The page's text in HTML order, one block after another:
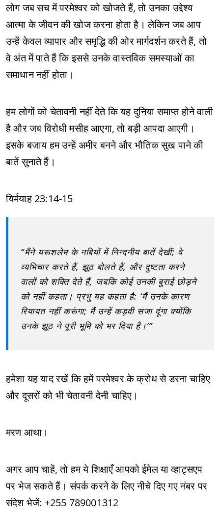
लोग जब सच में परमेश्वर को खोजते हैं, तो उनका उद्देश्य
आत्मा के जीवन की खोज करना होता है। लेकिन जब आप
उन्हें केवल व्यापार और समृद्धि की ओर मार्गदर्शन करते हैं, तो
वे अंत में पाते हैं कि इससे उनके वास्तविक समस्याओं का
समाधान नहीं होता।
हम लोगों को चेतावनी नहीं देते कि यह दुनिया समाप्त होने वाली
है और जब विरोधी मसीह आएगा, तो बड़ी आपदा आएगी।
इसके बजाय हम उन्हें अमीर बनने और भौतिक सुख पाने की
बातें सुनाते हैं।
यिर्मयाह 23:14-15
“मैंने यरूशलेम के नबियों में निन्दनीय बातें देखीं; वे
व्यभिचार करते हैं, झूठ बोलते हैं, और दुष्टता करने
वालों को शक्ति देते हैं, जबकि कोई उनकी बुराई छोड़ने
को नहीं कहता। प्रभु यह कहता है: ‘मैं उनके कारण
रियायत नहीं करूंगा; मैं उन्हें कड़वी सजा दूंगा क्योंकि
उनके झूठ ने पूरी भूमि को भर दिया है।’”
हमेशा यह याद रखें कि हमें परमेश्वर के क्रोध से डरना चाहिए
और दूसरों को भी चेतावनी देनी चाहिए।
मरण आथा।
अगर आप चाहें, तो हम ये शिक्षाएँ आपको ईमेल या व्हाट्सएप
पर भेज सकते हैं। संपर्क करने के लिए नीचे दिए गए नंबर पर
संदेश भेजें: +255 789001312